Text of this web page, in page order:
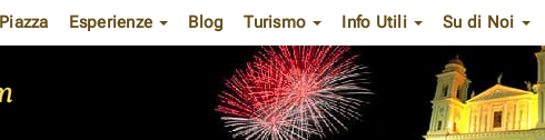
Esperienze Blog Turismo Info Utili Su di Noi